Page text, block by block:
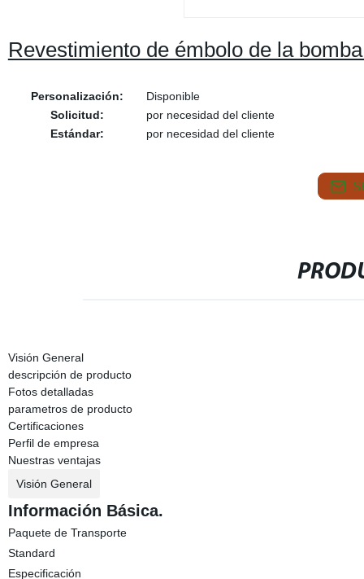
Revestimiento de émbolo de la
Personalización:
Disponible
Solicitud:
por necesidad del cliente
Estándar:
por necesidad del cliente
Visión General
descripción de producto
Fotos detalladas
parametros de producto
Certificaciones
Perfil de empresa
Nuestras ventajas
Visión General
Información Básica.
Paquete de Transporte
Standard
Especificación